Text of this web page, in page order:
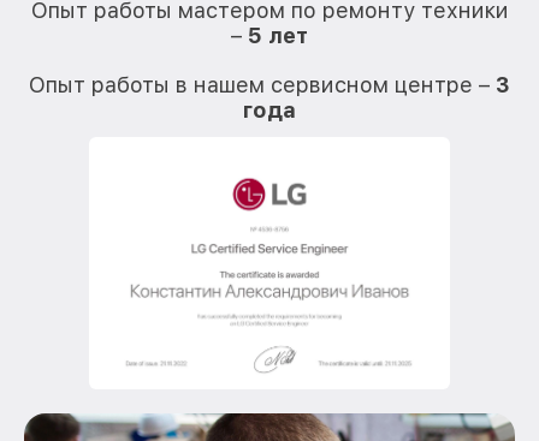
Опыт работы мастером по ремонту техники
– 5 лет
Опыт работы в нашем сервисном центре – 3
года